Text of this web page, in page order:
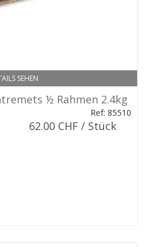
SEHEN
½ Rahmen 2.4kg
Ref: 85510
62.00 CHF / Stück